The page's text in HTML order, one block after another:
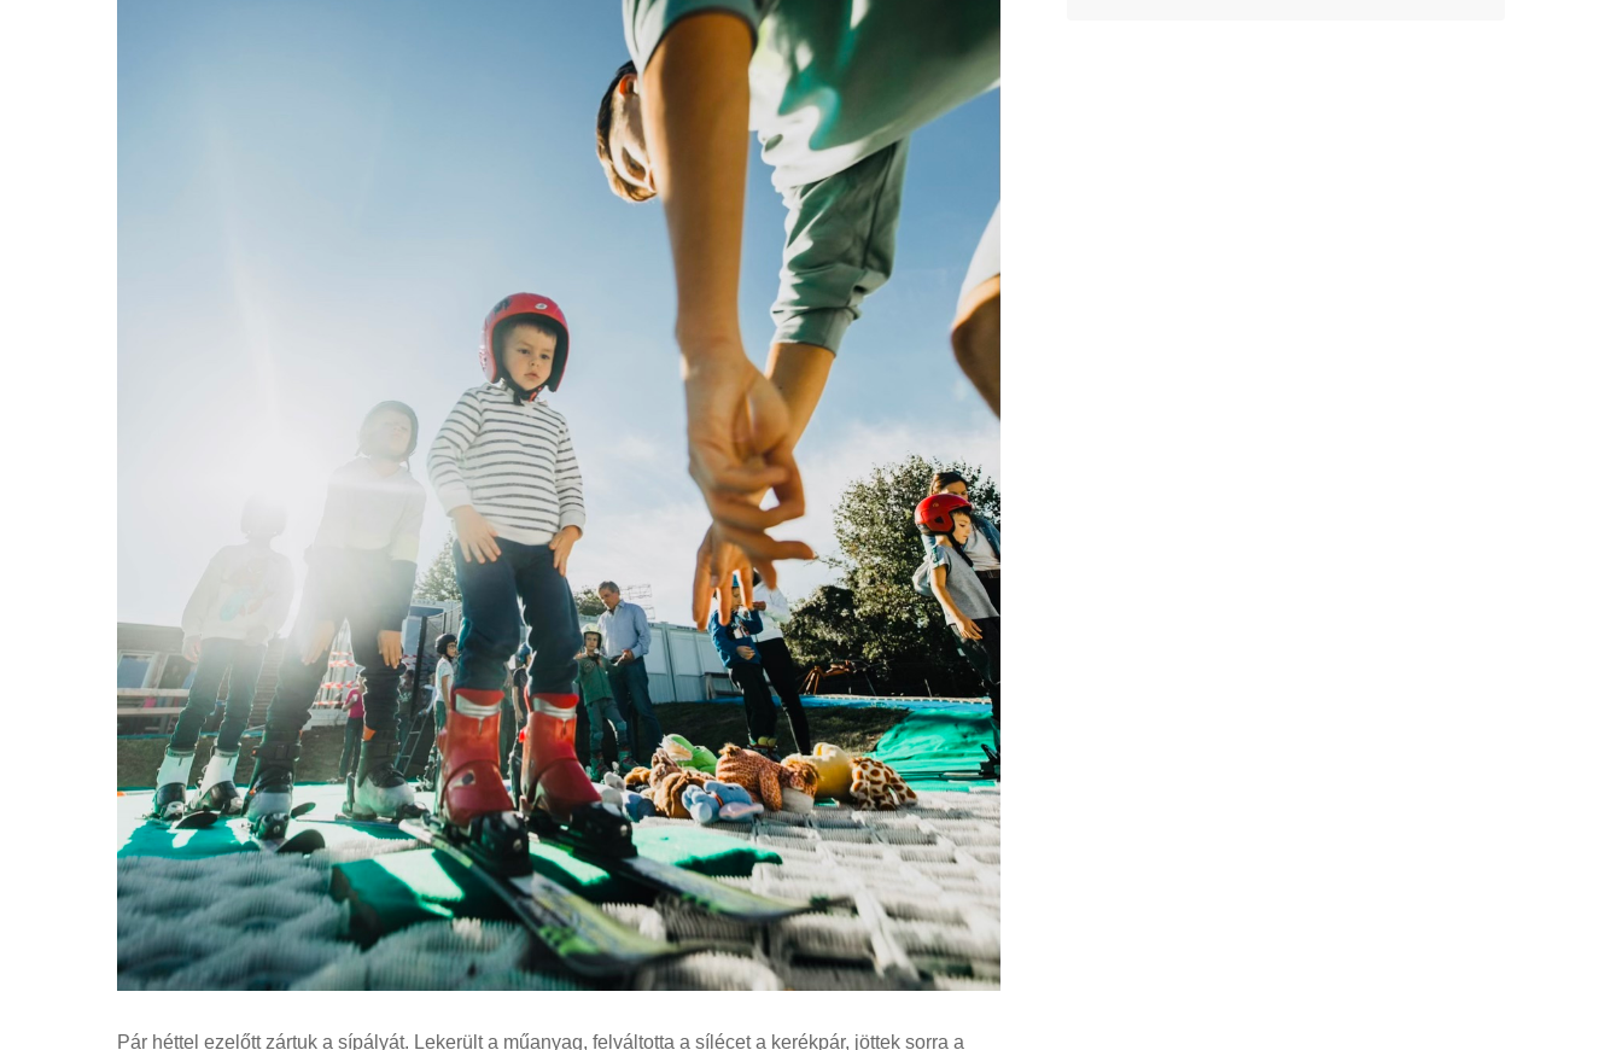
Pár héttel ezelőtt zártuk a sípályát. Lekerült a műanyag, felváltotta a sílécet a kerékpár, jöttek sorra a